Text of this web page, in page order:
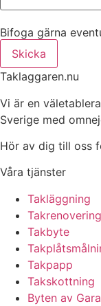
Bifoga gärna
Skicka
Taklaggaren.nu
Vi är en
Sverige med
Hör av dig till oss
Våra tjänster
Takläggning
Takrenovering
Takbyte
Takpapp
Takskottning
Byten av